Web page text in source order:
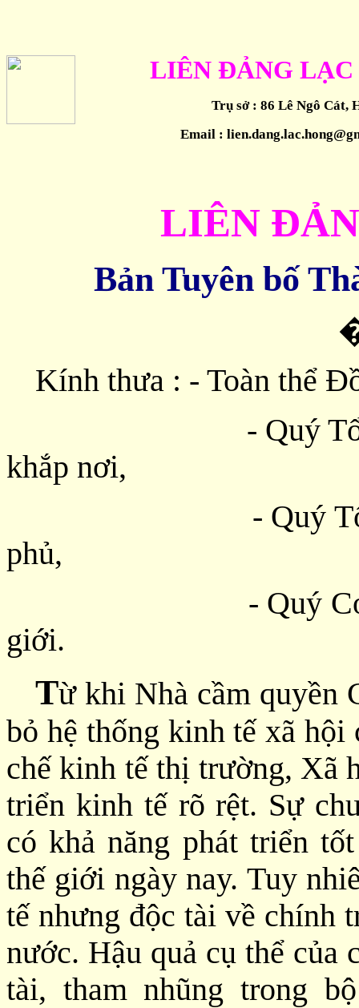
LIÊN ĐẢNG LẠC
Trụ sở : 86 Lê Ngô Cát,
Email :
LIÊN
Bản Tuyên bố
Kính thưa : - Toàn thể
- Quý Tổ chức,
khắp nơi,
- Quý Tổ chức
phủ,
- Quý Cơ quan
giới.
Từ khi Nhà cầm quyền
bỏ hệ thống kinh tế xã hội
chế kinh tế thị trường, Xã
triển kinh tế rõ rệt. Sự
có khả năng phát triển
thế giới ngày nay. Tuy
tế nhưng độc tài về chính
nước. Hậu quả cụ thể của
tài, tham nhũng trong